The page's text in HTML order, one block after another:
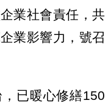
業社會責任，共
業影響力，號召
已暖心修繕150